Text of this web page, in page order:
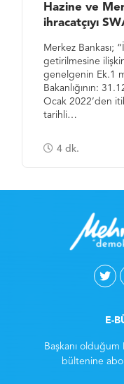
Hazine ve
ihracatçıyı
Merkez Bankası;
getirilmesine
genelgenin Ek.1
Bakanlığının:
Ocak 2022’den
tarihli…
4 dk.
E-
Başkanı olduğum
bültenine